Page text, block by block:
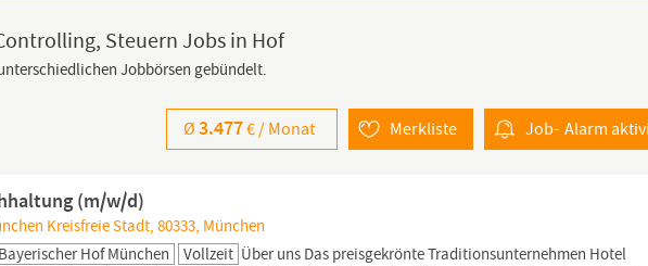
Steuern Jobs in Hof
Jobbörsen gebündelt.
Job- Alarm
Merkliste
Ø3.477€ / Monat
(m/w/d)
Kreisfreie Stadt, 80333, München
Hof München Vollzeit Über uns Das preisgekrönte Traditionsunternehmen Hotel